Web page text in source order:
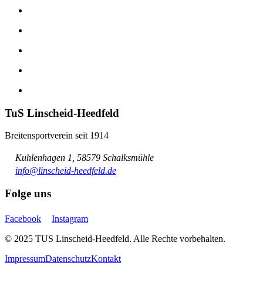
TuS Linscheid-Heedfeld
Breitensportverein seit 1914
Kuhlenhagen 1, 58579 Schalksmühle
info@linscheid-heedfeld.de
Folge uns
Facebook
Instagram
© 2025 TUS Linscheid-Heedfeld. Alle Rechte vorbehalten.
ImpressumDatenschutzKontakt